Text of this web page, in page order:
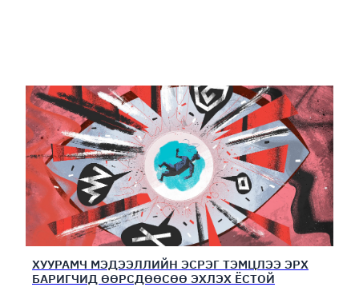
ХУУРАМЧ МЭДЭЭЛЛИЙН ЭСРЭГ ТЭМЦЛЭЭ ЭРХ
БАРИГЧИД ӨӨРСДӨӨСӨӨ ЭХЛЭХ ЁСТОЙ